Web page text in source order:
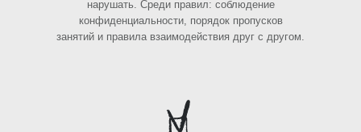
нарушать. Среди правил: соблюдение
конфиденциальности, порядок пропусков
занятий и правила взаимодействия друг с другом.